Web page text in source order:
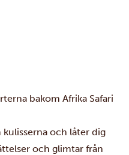
bakom Afrika Safari
och låter dig
och glimtar från